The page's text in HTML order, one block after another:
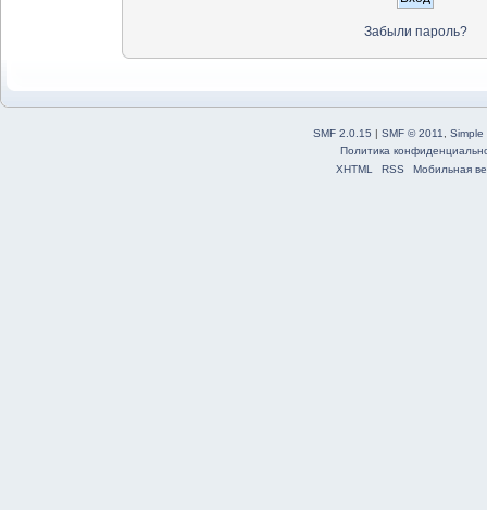
Забыли пароль?
SMF 2.0.15 | SMF © 2011
Simple
Политика
XHTML
RSS Мобильная